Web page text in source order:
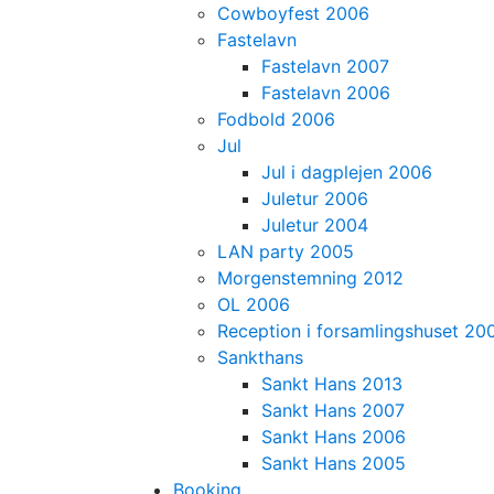
Cowboyfest 2006
Fastelavn
Fastelavn 2007
Fastelavn 2006
Fodbold 2006
Jul
Jul i dagplejen 2006
Juletur 2006
Juletur 2004
LAN party 2005
Morgenstemning 2012
OL 2006
Reception i forsamlingshuset
Sankthans
Sankt Hans 2013
Sankt Hans 2007
Sankt Hans 2006
Sankt Hans 2005
Booking